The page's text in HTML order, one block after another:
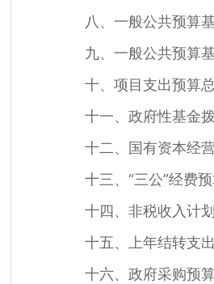
八、一般公共预算基
九、一般公共预算基
十、项目支出预算
十一、政府性基金拨
十二、国有资本经营
十三、“三公”经费预
十四、非税收入计
十五、上年结转支出
十六、政府采购预